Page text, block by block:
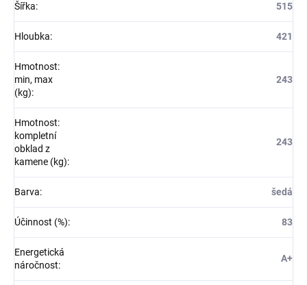
Šířka: 515
Hloubka: 421
Hmotnost:
min, max
(kg):
243
Hmotnost:
kompletní
obklad z
kamene (kg):
243
Barva: šedá
Účinnost (%): 83
Energetická
náročnost:
A+